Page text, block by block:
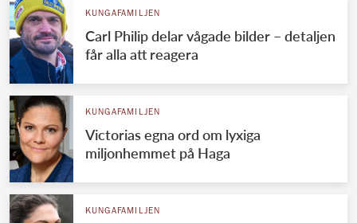
Danska kungahuset
Spanska kungahuset
Jordanska kungahuset
Luxemburgska storhertighuset
Japanska kejsarhuset
Thailändska kungahuset
KUNGAFAMILJEN
Carl Philip delar vågade bilder – detaljen
får alla att reagera
KUNGAFAMILJEN
Victorias egna ord om lyxiga
miljonhemmet på Haga
KUNGAFAMILJEN